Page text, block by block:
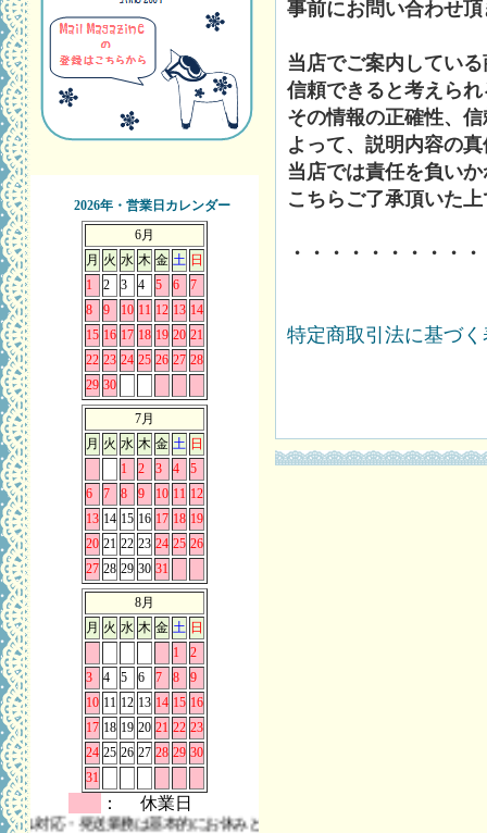
2026年・営業日カレンダー
6月
月 火 水 木 金 土 日
1
2 3 4 5 6
7
8
9 10 11 12 13 14
15 16 17 18 19 20 21
22 23 24 25 26 27 28
29 30
7月
月 火 水 木 金 土 日
1
2 3 4
5
6
7 8 9 10 11 12
13 14 15 16 17 18 19
20 21 22 23 24 25 26
27 28 29 30 31
8月
月 火 水 木 金 土 日
1
2
3
4 5 6 7 8
9
10 11 12 13 14 15 16
17 18 19 20 21 22 23
24 25 26 27 28 29 30
31
： 休業日
発送業務は基本的にお休みとさせていただきます。 また、お問い合わ
事前にお問い合わせ
当店でご案内してい
信頼できると考えら
その情報の正確性、
よって、説明内容の
当店では責任を負い
こちらご了承頂いた
・・・・・・・・・
特定商取引法に基づ